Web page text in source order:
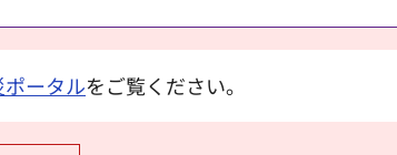
ータルをご覧ください。